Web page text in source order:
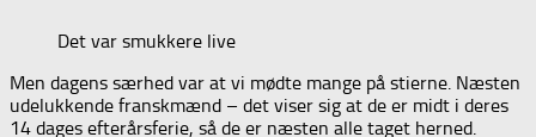
Det var smukkere live
Men dagens særhed var at vi mødte mange på stierne. Næsten
udelukkende franskmænd – det viser sig at de er midt i deres
14 dages efterårsferie, så de er næsten alle taget herned.